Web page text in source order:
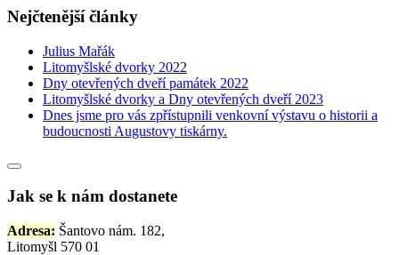
Nejčtenější články
Julius Mařák
Litomyšlské dvorky 2022
Dny otevřených dveří památek 2022
Litomyšlské dvorky a Dny otevřených dveří 2023
Dnes jsme pro vás zpřístupnili venkovní výstavu o historii a
budoucnosti Augustovy tiskárny.
Jak se k nám dostanete
Adresa: Šantovo nám. 182,
Litomyšl 570 01